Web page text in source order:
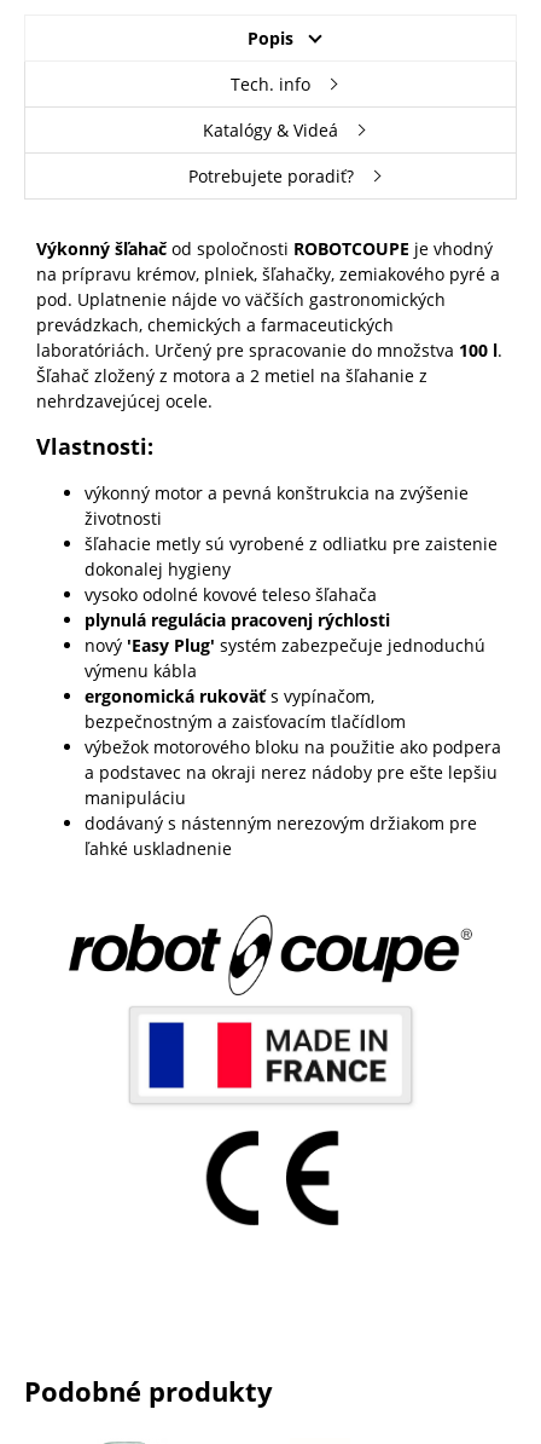
Popis
Tech. info
Katalógy & Videá
Potrebujete poradiť?
Výkonný šľahač od spoločnosti ROBOTCOUPE je vhodný
na prípravu krémov, plniek, šľahačky, zemiakového pyré a
pod. Uplatnenie nájde vo väčších gastronomických
prevádzkach, chemických a farmaceutických
laboratóriách. Určený pre spracovanie do množstva 100 l.
Šľahač zložený z motora a 2 metiel na šľahanie z
nehrdzavejúcej ocele.
Vlastnosti:
výkonný motor a pevná konštrukcia na zvýšenie
životnosti
šľahacie metly sú vyrobené z odliatku pre zaistenie
dokonalej hygieny
vysoko odolné kovové teleso šľahača
plynulá regulácia pracovenj rýchlosti
nový 'Easy Plug' systém zabezpečuje jednoduchú
výmenu kábla
ergonomická rukoväťs vypínačom,
bezpečnostným a zaisťovacím tlačídlom
výbežok motorového bloku na použitie ako podpera
a podstavec na okraji nerez nádoby pre ešte lepšiu
manipuláciu
dodávaný s nástenným nerezovým držiakom pre
ľahké uskladnenie
Podobné produkty